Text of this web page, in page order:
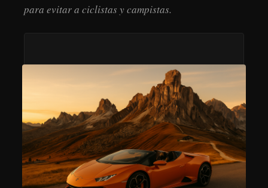
para evitar a ciclistas y campistas.